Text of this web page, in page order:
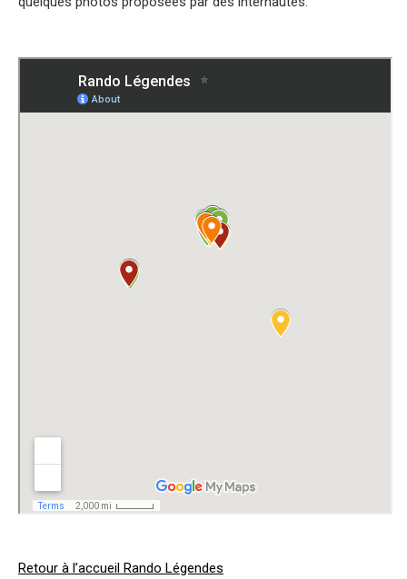
Retour à l’accueil Rando Légendes